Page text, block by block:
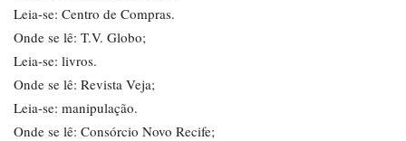
Leia-se: Centro de Compras.
Onde se lê: T.V. Globo;
Leia-se: livros.
Onde se lê: Revista Veja;
Leia-se: manipulação.
Onde se lê: Consórcio Novo Recife;